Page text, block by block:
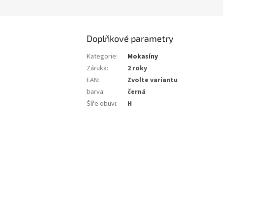
Doplňkové parametry
Kategorie:
Mokasíny
Záruka:
2 roky
EAN:
Zvolte variantu
barva:
černá
Šíře obuvi: H